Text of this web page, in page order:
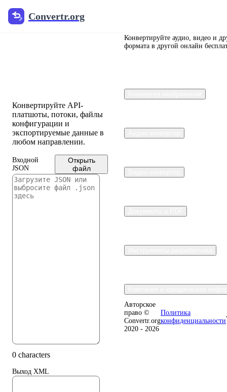
Convertr.org
JSON в XML
Конвертируйте API-
платшоты, потоки, файлы
конфигурации и
экспортируемые данные в
любом направлении.
Входной
JSON
Открыть
файл
0 characters
Выход XML
Конвертируйте аудио, видео и
формата в другой онлайн
Авторское
право ©
Convertr.org
2020 - 2026
Политика
конфиденциальности